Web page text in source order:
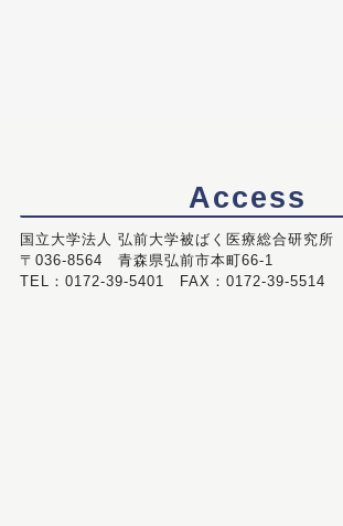
Access
国立大学法人 弘前大学被ばく医療総合研究所
〒036-8564 青森県弘前市本町66-1
TEL：0172-39-5401 FAX：0172-39-5514